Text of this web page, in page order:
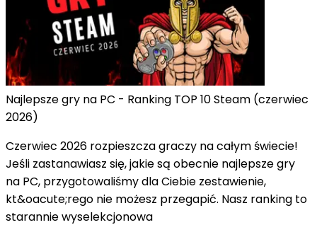
Najlepsze gry na PC - Ranking TOP 10 Steam (czerwiec
2026)
Czerwiec 2026 rozpieszcza graczy na całym świecie!
Jeśli zastanawiasz się, jakie są obecnie najlepsze gry
na PC, przygotowaliśmy dla Ciebie zestawienie,
kt&oacute;rego nie możesz przegapić. Nasz ranking to
starannie wyselekcjonowa